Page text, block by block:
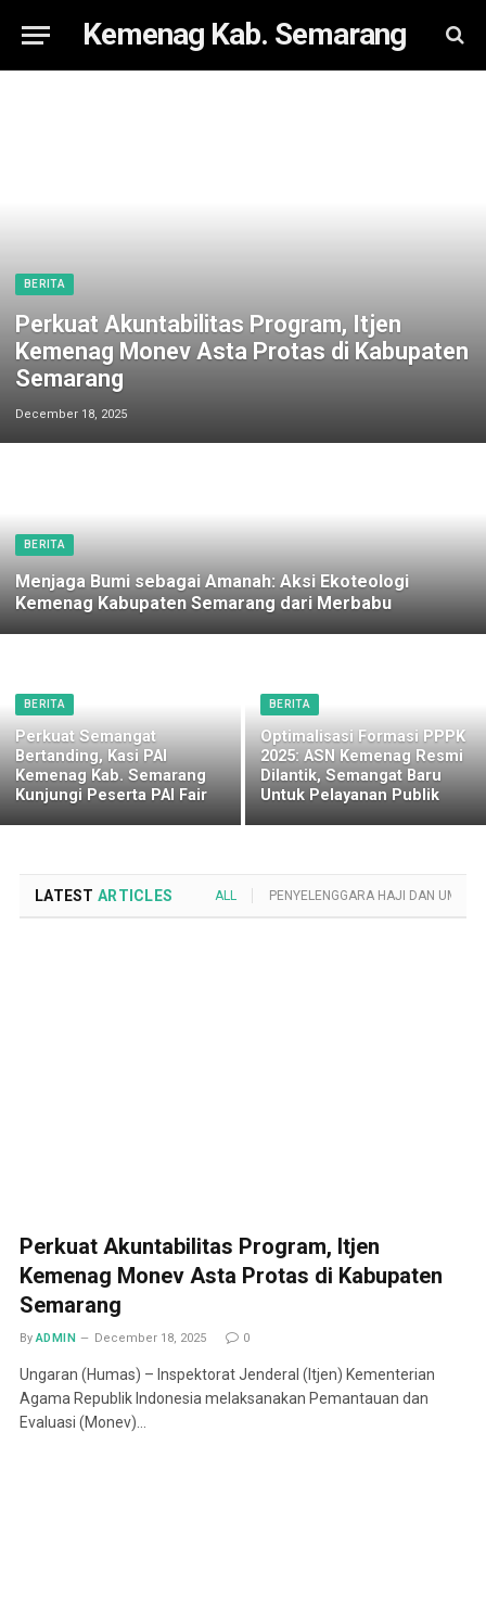
Kemenag Kab. Semarang
BERITA
Perkuat Akuntabilitas Program, Itjen
Kemenag Monev Asta Protas di Kabupaten
Semarang
December 18, 2025
BERITA
Menjaga Bumi sebagai Amanah: Aksi Ekoteologi
Kemenag Kabupaten Semarang dari Merbabu
BERITA
Perkuat Semangat
Bertanding, Kasi PAI
Kemenag Kab. Semarang
Kunjungi Peserta PAI Fair
BERITA
Optimalisasi Formasi PPPK
2025: ASN Kemenag Resmi
Dilantik, Semangat Baru
Untuk Pelayanan Publik
LATEST ARTICLES ALL PENYELENGGARA HAJI DAN UMROH
Perkuat Akuntabilitas Program, Itjen
Kemenag Monev Asta Protas di Kabupaten
Semarang
By ADMIN December 18, 2025 0
Ungaran (Humas) – Inspektorat Jenderal (Itjen) Kementerian
Agama Republik Indonesia melaksanakan Pemantauan dan
Evaluasi (Monev)…